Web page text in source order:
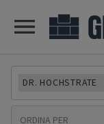
DR. HOCHSTRATE